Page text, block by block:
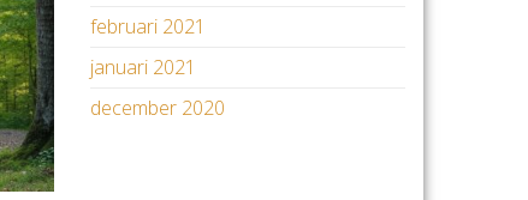
februari 2021
januari 2021
december 2020